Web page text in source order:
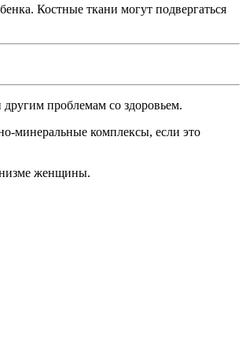
Костные ткани могут подвергаться
другим проблемам со здоровьем.
минеральные комплексы, если это
женщины.